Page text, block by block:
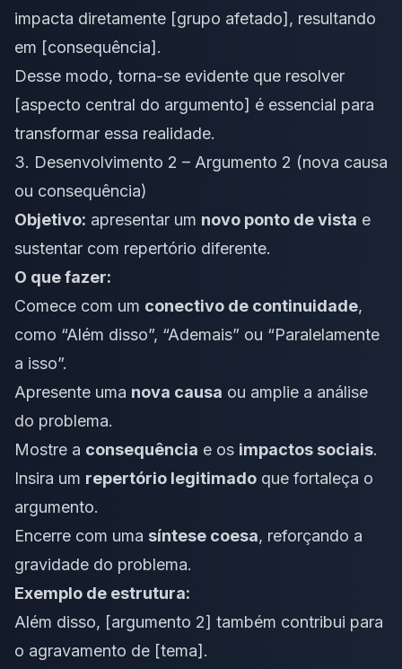
impacta diretamente [grupo afetado], resultando
em [consequência].
Desse modo, torna-se evidente que resolver
[aspecto central do argumento] é essencial para
transformar essa realidade.
3. Desenvolvimento 2 – Argumento 2 (nova causa
ou consequência)
Objetivo: apresentar um novo ponto de vista e
sustentar com repertório diferente.
O que fazer:
Comece com um conectivo de continuidade,
como “Além disso”, “Ademais” ou “Paralelamente
a isso”.
Apresente uma nova causa ou amplie a análise
do problema.
Mostre a consequência e os impactos sociais.
Insira um repertório legitimado que fortaleça o
argumento.
Encerre com uma síntese coesa, reforçando a
gravidade do problema.
Exemplo de estrutura:
Além disso, [argumento 2] também contribui para
o agravamento de [tema].